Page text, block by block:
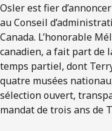
Osler est fier
au Conseil
Canada. L’honorable
canadien, a fait part de
temps partiel, dont
quatre musées
sélection ouvert,
mandat de trois ans de